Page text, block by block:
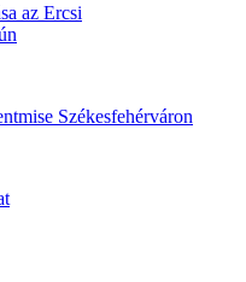
az Ercsi
Székesfehérváron